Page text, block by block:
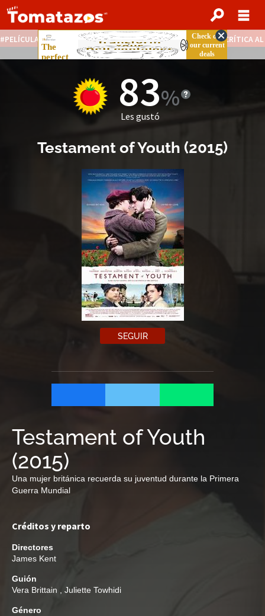
PELÍCULAS STREAMING GRATIS NOTICIAS DESTACADAS CRÍTICA
83
Les gustó
Testament of Youth (2015)
SEGUIR
Testament of Youth
(2015)
Una mujer británica recuerda su juventud durante la Primera
Guerra Mundial
Créditos y reparto
Directores
James Kent
Guión
Vera Brittain
Juliette Towhidi
Género